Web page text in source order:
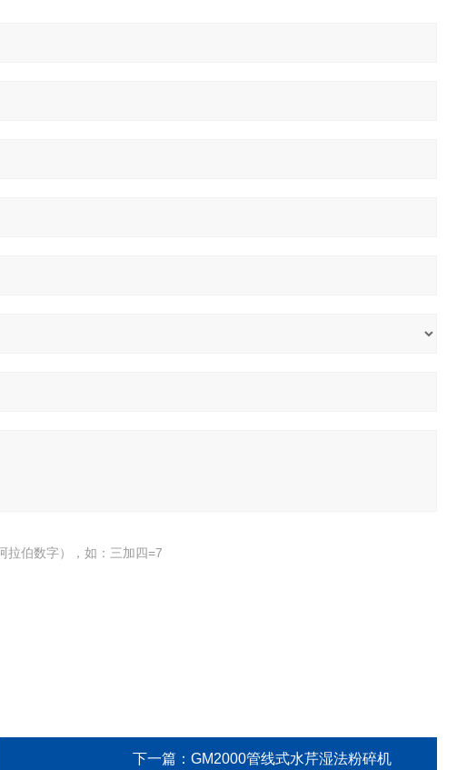
拉伯数字），如：三加四=7
下一篇： GM2000管线式水芹湿法粉碎机